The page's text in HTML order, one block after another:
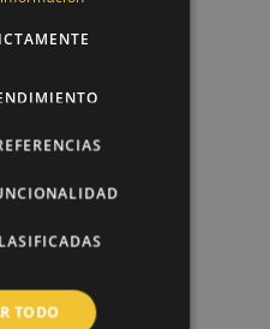
€
TODO